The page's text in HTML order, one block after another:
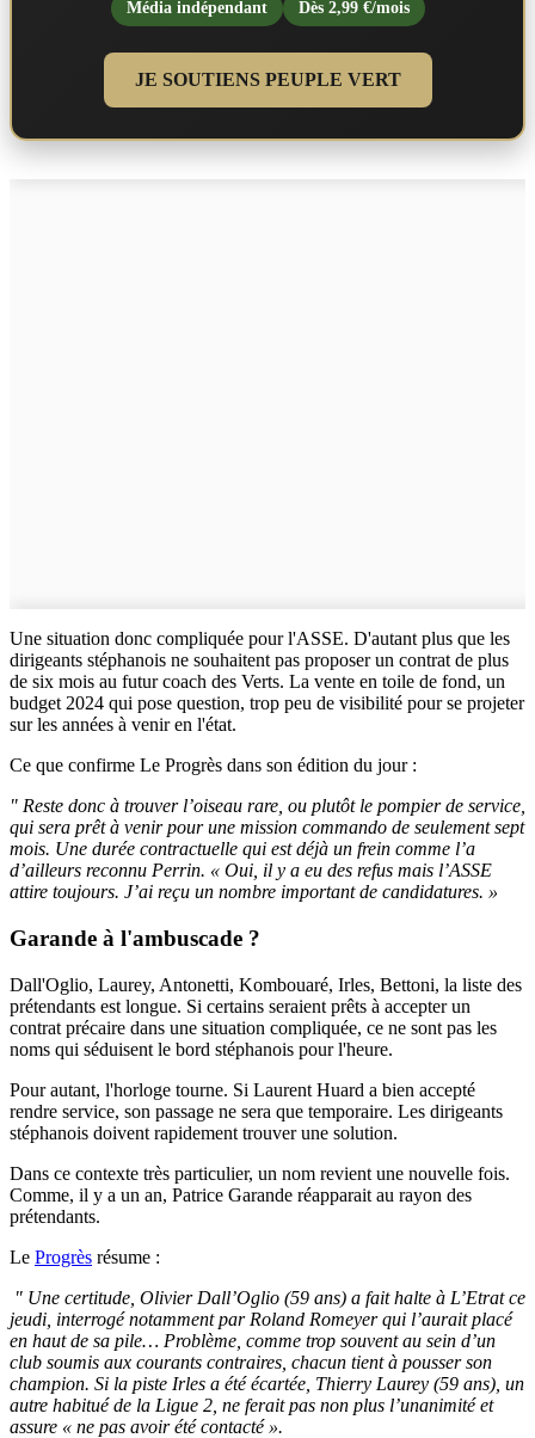
Média indépendant Dès 2,99 €/mois
JE SOUTIENS PEUPLE VERT
Une situation donc compliquée pour l'ASSE. D'autant plus que les
dirigeants stéphanois ne souhaitent pas proposer un contrat de plus
de six mois au futur coach des Verts. La vente en toile de fond, un
budget 2024 qui pose question, trop peu de visibilité pour se projeter
sur les années à venir en l'état.
Ce que confirme Le Progrès dans son édition du jour :
" Reste donc à trouver l’oiseau rare, ou plutôt le pompier de service,
qui sera prêt à venir pour une mission commando de seulement sept
mois. Une durée contractuelle qui est déjà un frein comme l’a
d’ailleurs reconnu Perrin. « Oui, il y a eu des refus mais l’ASSE
attire toujours. J’ai reçu un nombre important de candidatures. »
Garande à l'ambuscade ?
Dall'Oglio, Laurey, Antonetti, Kombouaré, Irles, Bettoni, la liste des
prétendants est longue. Si certains seraient prêts à accepter un
contrat précaire dans une situation compliquée, ce ne sont pas les
noms qui séduisent le bord stéphanois pour l'heure.
Pour autant, l'horloge tourne. Si Laurent Huard a bien accepté
rendre service, son passage ne sera que temporaire. Les dirigeants
stéphanois doivent rapidement trouver une solution.
Dans ce contexte très particulier, un nom revient une nouvelle fois.
Comme, il y a un an, Patrice Garande réapparait au rayon des
prétendants.
Le Progrès résume :
" Une certitude, Olivier Dall’Oglio (59 ans) a fait halte à L’Etrat ce
jeudi, interrogé notamment par Roland Romeyer qui l’aurait placé
en haut de sa pile… Problème, comme trop souvent au sein d’un
club soumis aux courants contraires, chacun tient à pousser son
champion. Si la piste Irles a été écartée, Thierry Laurey (59 ans), un
autre habitué de la Ligue 2, ne ferait pas non plus l’unanimité et
assure « ne pas avoir été contacté ».